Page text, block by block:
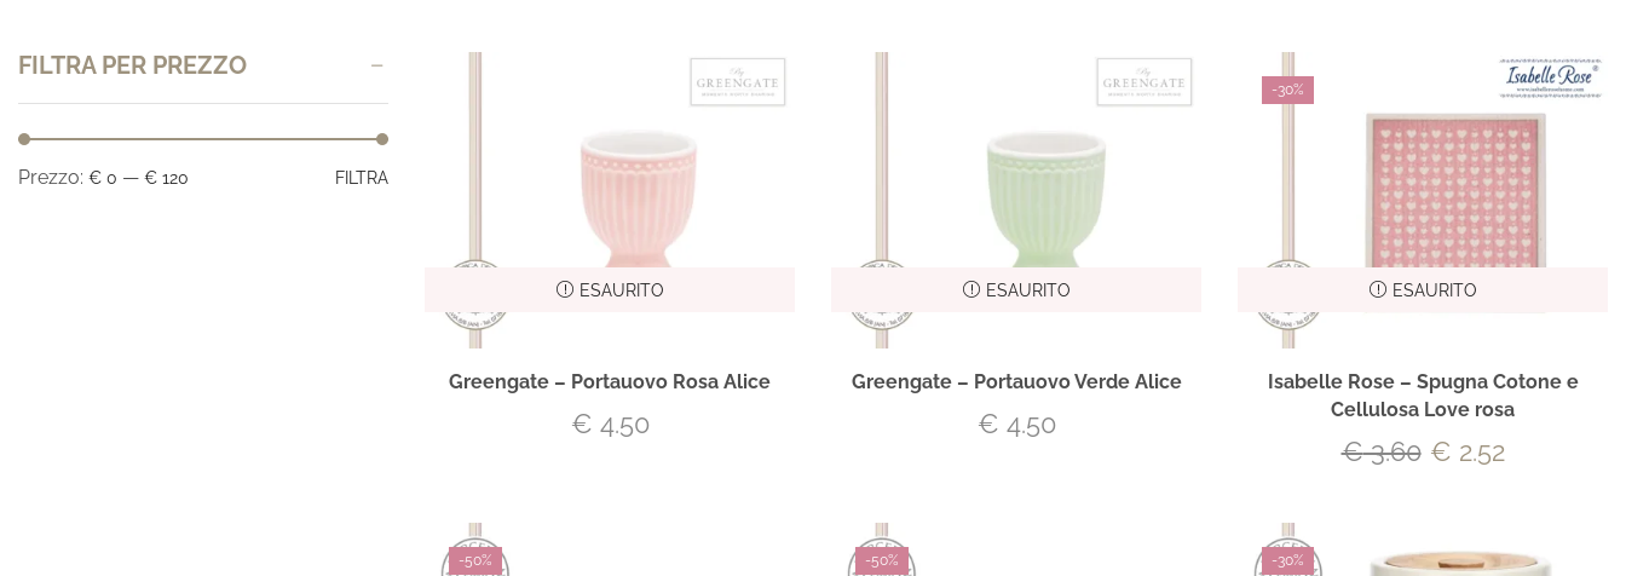
ESAURITO
Greengate – Portauovo Rosa Alice
€ 4.50
ESAURITO
Greengate – Portauovo Verde Alice
€ 4.50
-30%
ESAURITO
Isabelle Rose – Spugna Cotone e
Cellulosa Love rosa
€3.60 € 2.52
-50% -50% -30%
FILTRA PER PREZZO
FILTRA
Prezzo: € 0 — € 120